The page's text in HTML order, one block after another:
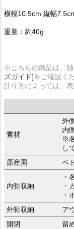
横幅10.5cm 縦幅
重量：約40g
※こちらの商品は、
ズガイド]をご確認く
計り方によっては、
素材
外
内
※
し
原産国
ベ
内側収納
・
・
・
外側収納
ア
開閉
留